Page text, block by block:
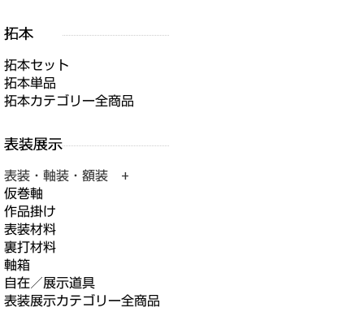
拓本セット
拓本単品
拓本カテゴリー全商品
表装・軸装・額装 +
仮巻軸
作品掛け
表装材料
裏打材料
軸箱
自在／展示道具
表装展示カテゴリー全商品